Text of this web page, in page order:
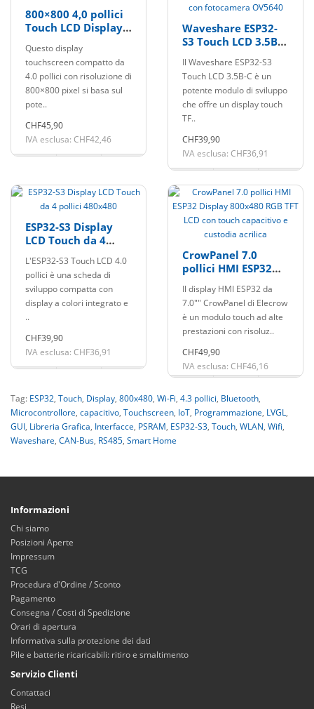
800×800 4,0 pollici
Touch LCD Display
Questo display
touchscreen compatto da
4.0 pollici con risoluzione di
800×800 pixel si basa sul
pote..
CHF45,90
IVA esclusa: CHF42,46
Waveshare ESP32-
S3 Touch LCD 3.5B-C
con fotocamera
OV5640
Il Waveshare ESP32-S3
Touch LCD 3.5B-C è un
potente modulo di sviluppo
che offre un display touch
TF..
CHF39,90
IVA esclusa: CHF36,91
ESP32-S3 Display
LCD Touch da 4
L'ESP32-S3 Touch LCD 4.0
pollici è una scheda di
sviluppo compatta con
display a colori integrato e
..
CHF39,90
IVA esclusa: CHF36,91
CrowPanel 7.0
pollici HMI ESP32
RGB TFT LCD con
touch capacitivo e
custodia acrilica
Il display HMI ESP32 da
7.0"" CrowPanel di Elecrow
è un modulo touch ad alte
prestazioni con risoluz..
CHF49,90
IVA esclusa: CHF46,16
Tag: ESP32, Touch, Display, 800x480, Wi-Fi, 4.3 pollici, Bluetooth,
Microcontrollore, capacitivo, Touchscreen, IoT, Programmazione, LVGL,
GUI, Libreria Grafica, Interfacce, PSRAM, ESP32-S3, Touch, WLAN, Wifi,
Waveshare, CAN-Bus, RS485, Smart Home
Informazioni
Chi siamo
Posizioni Aperte
Impressum
TCG
Procedura d'Ordine / Sconto
Pagamento
Consegna / Costi di Spedizione
Orari di apertura
Informativa sulla protezione dei dati
Pile e batterie ricaricabili: ritiro e smaltimento
Servizio Clienti
Contattaci
Resi